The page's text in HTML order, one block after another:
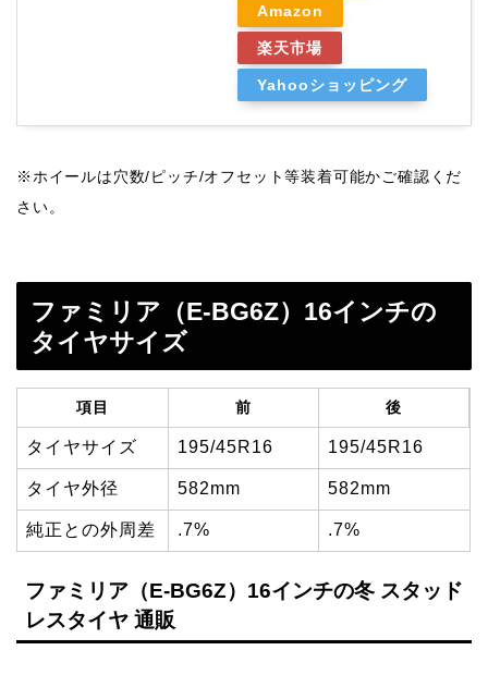
Amazon
楽天市場
Yahooショッピング
※ホイールは穴数/ピッチ/オフセット等装着可能かご確認くだ
さい。
ファミリア（E-BG6Z）16インチの
タイヤサイズ
項目 前 後
タイヤサイズ 195/45R16 195/45R16
タイヤ外径 582mm 582mm
純正との外周差 .7% .7%
ファミリア（E-BG6Z）16インチの冬 スタッド
レスタイヤ 通販